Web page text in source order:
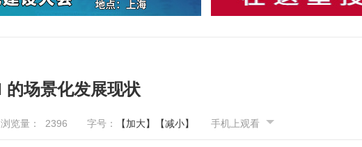
的场景化发展现状
浏览量： 2396 字号： 【加大】 【减小】 手机上观看